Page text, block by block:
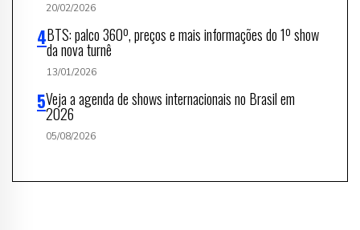
20/02/2026
BTS: palco 360º, preços e mais informações do 1º show
da nova turnê
13/01/2026
Veja a agenda de shows internacionais no Brasil em
2026
05/08/2026